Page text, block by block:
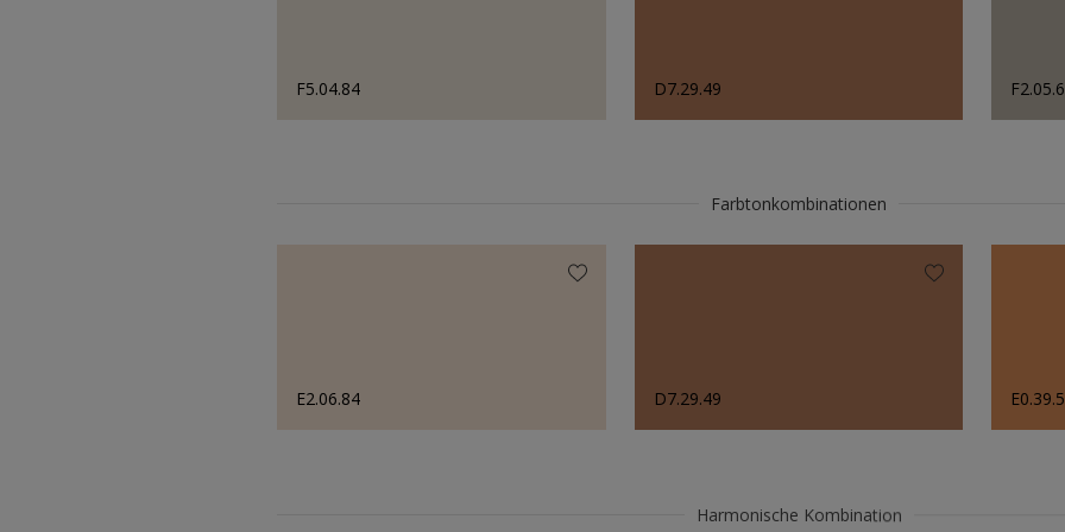
F5.04.84 D7.29.49
Farbtonkombinationen
E2.06.84 D7.29.49
Harmonische Kombination